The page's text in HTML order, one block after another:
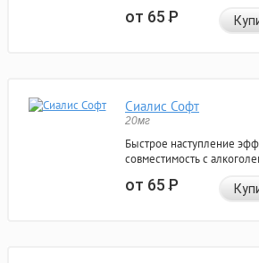
от 65Р
Сиалис Софт
20мг
Быстрое наступление
совместимость с
от 65Р